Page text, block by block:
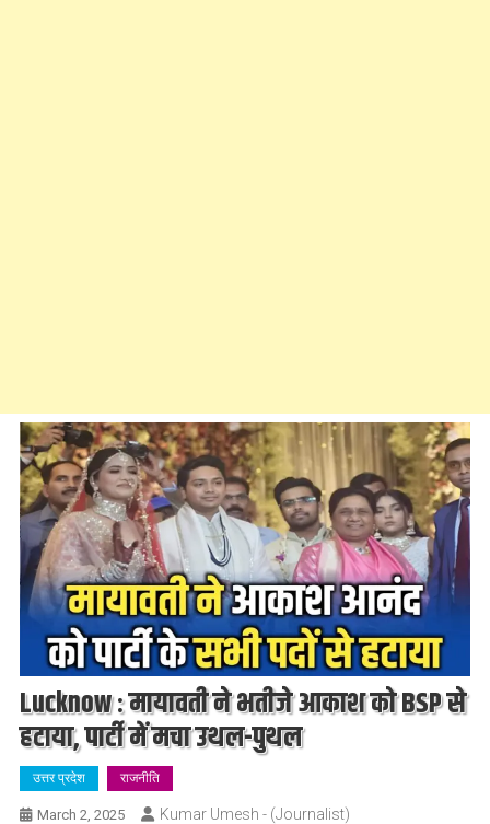
Lucknow : मायावती ने भतीजे आकाश को BSP से
हटाया, पार्टी में मचा उथल-पुथल
उत्तर प्रदेश राजनीति
March 2, 2025 Kumar Umesh - (Journalist)